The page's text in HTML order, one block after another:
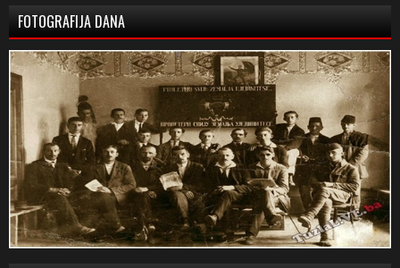
FOTOGRAFIJA DANA